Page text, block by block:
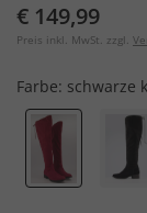
€ 149,99
Preis inkl. MwSt. zzgl.
Farbe: schwarze